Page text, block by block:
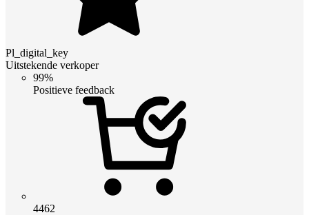
Pl_digital_key
Uitstekende verkoper
99%
Positieve feedback
4462